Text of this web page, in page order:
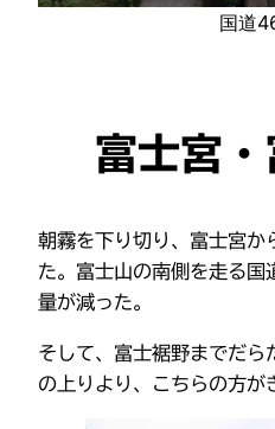
国道
富士宮
朝霧を下り切り、富士宮
た。富士山の南側を走る
量が減った。
そして、富士裾野までだら
の上りより、こちらの方が